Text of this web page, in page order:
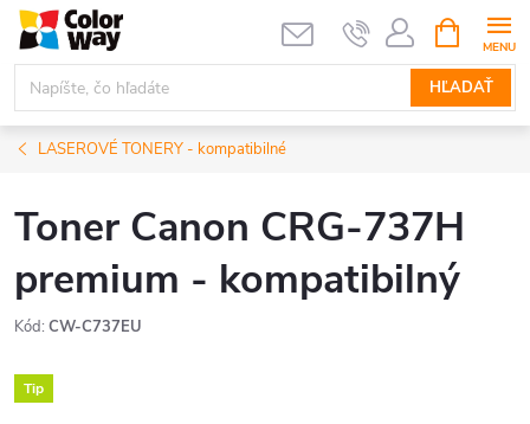
Prejsť
obsah
HĽADAŤ
KOŠÍK
LASEROVÉ TONERY - kompatibilné
Toner Canon CRG-737H
premium - kompatibilný
Kód: CW-C737EU
Tip